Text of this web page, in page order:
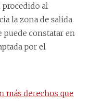
procedido al
la zona de salida
puede constatar en
por el
más derechos que